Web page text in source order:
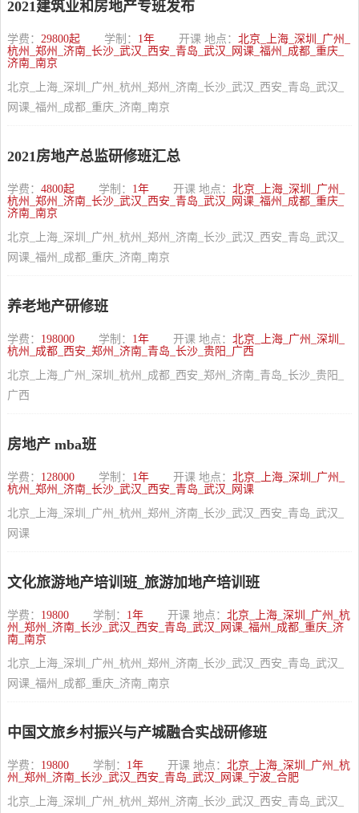
2021建筑业和房地产专班发布
学费： 29800起 学制： 1年 开课 地点： 北京_上海_深圳_广州_
杭州_郑州_济南_长沙_武汉_西安_青岛_武汉_网课_福州_成都_重庆_
济南_南京
北京_上海_深圳_广州_杭州_郑州_济南_长沙_武汉_西安_青岛_武汉_
网课_福州_成都_重庆_济南_南京
2021房地产总监研修班汇总
学费： 4800起 学制： 1年 开课 地点： 北京_上海_深圳_广州_
杭州_郑州_济南_长沙_武汉_西安_青岛_武汉_网课_福州_成都_重庆_
济南_南京
北京_上海_深圳_广州_杭州_郑州_济南_长沙_武汉_西安_青岛_武汉_
网课_福州_成都_重庆_济南_南京
养老地产研修班
学费： 198000 学制： 1年 开课 地点： 北京_上海_广州_深圳_
杭州_成都_西安_郑州_济南_青岛_长沙_贵阳_广西
北京_上海_广州_深圳_杭州_成都_西安_郑州_济南_青岛_长沙_贵阳_
广西
房地产 mba班
学费： 128000 学制： 1年 开课 地点： 北京_上海_深圳_广州_
杭州_郑州_济南_长沙_武汉_西安_青岛_武汉_网课
北京_上海_深圳_广州_杭州_郑州_济南_长沙_武汉_西安_青岛_武汉_
网课
文化旅游地产培训班_旅游加地产培训班
学费： 19800 学制： 1年 开课 地点： 北京_上海_深圳_广州_杭
州_郑州_济南_长沙_武汉_西安_青岛_武汉_网课_福州_成都_重庆_济
南_南京
北京_上海_深圳_广州_杭州_郑州_济南_长沙_武汉_西安_青岛_武汉_
网课_福州_成都_重庆_济南_南京
中国文旅乡村振兴与产城融合实战研修班
学费： 19800 学制： 1年 开课 地点： 北京_上海_深圳_广州_杭
州_郑州_济南_长沙_武汉_西安_青岛_武汉_网课_宁波_合肥
北京_上海_深圳_广州_杭州_郑州_济南_长沙_武汉_西安_青岛_武汉_